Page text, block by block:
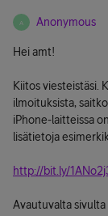
A Anonymous
Hei amt!
Kiitos viesteistäsi.
ilmoituksista,
iPhone-laitteissa
lisätietoja
http://bit.ly/
Avautuvalta